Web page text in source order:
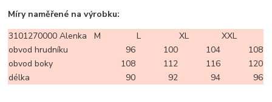
Míry naměřené na výrobku:
3101270000 Alenka
M L XL
XXL
obvod hrudníku
96 100 104
108
obvod boky
108 112 116
120
délka
90 92 94 96